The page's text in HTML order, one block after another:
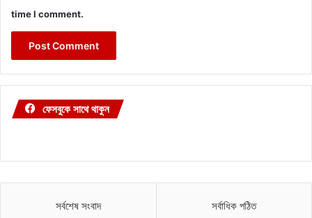
time I comment.
ফেসবুকে সাথে থাকুন
সর্বশেষ সংবাদ সর্বাধিক পঠিত